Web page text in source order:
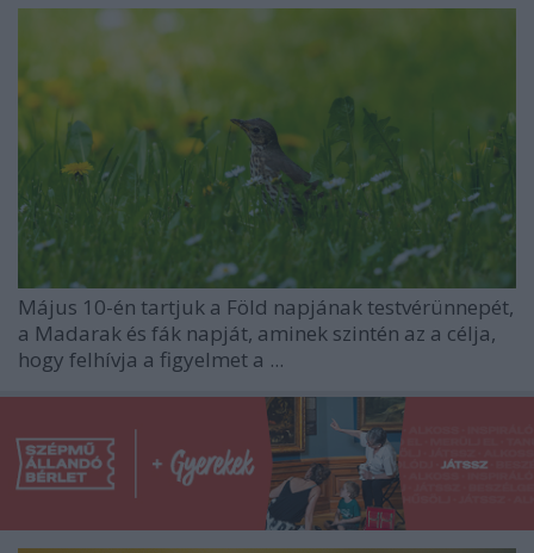
Május 10-én tartjuk a Föld napjának testvérünnepét,
a Madarak és fák napját, aminek szintén az a célja,
hogy felhívja a figyelmet a ...